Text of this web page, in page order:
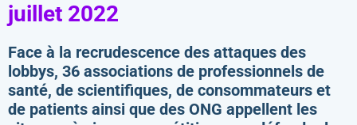
juillet 2022
Face à la recrudescence des attaques des
lobbys, 36 associations de professionnels de
santé, de scientifiques, de consommateurs et
de patients ainsi que des ONG appellent les